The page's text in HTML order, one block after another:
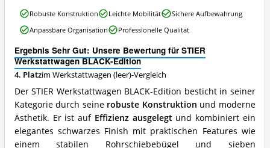
Ergebnis Sehr Gut: Unsere Bewertung für STIER
Werkstattwagen BLACK-Edition
4. Platzim Werkstattwagen (leer)-Vergleich
Der STIER Werkstattwagen BLACK-Edition besticht in seiner
Kategorie durch seine robuste Konstruktion und moderne
Ästhetik. Er ist auf Effizienz ausgelegtund kombiniert ein
elegantes schwarzes Finish mit praktischen Features wie
einem stabilen Rohrschiebebügel und sieben
STIER
Werkstattwagen
BLACK-
Vorteile:
Was
spricht
für
diesen
Werkstattwagen
(leer)?
Robuste Konstruktion Leichte Mobilität
Sichere Aufbewahrung
Anpassbare Organisation
Professionelle Qualität